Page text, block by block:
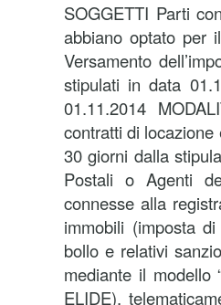
SOGGETTI Parti
abbiano optato per
Versamento
stipulati in data
01.11.2014
contratti di
30 giorni dalla
Postali o Agenti
connesse alla
immobili (imposta
bollo e relativi
mediante il modello
ELIDE),